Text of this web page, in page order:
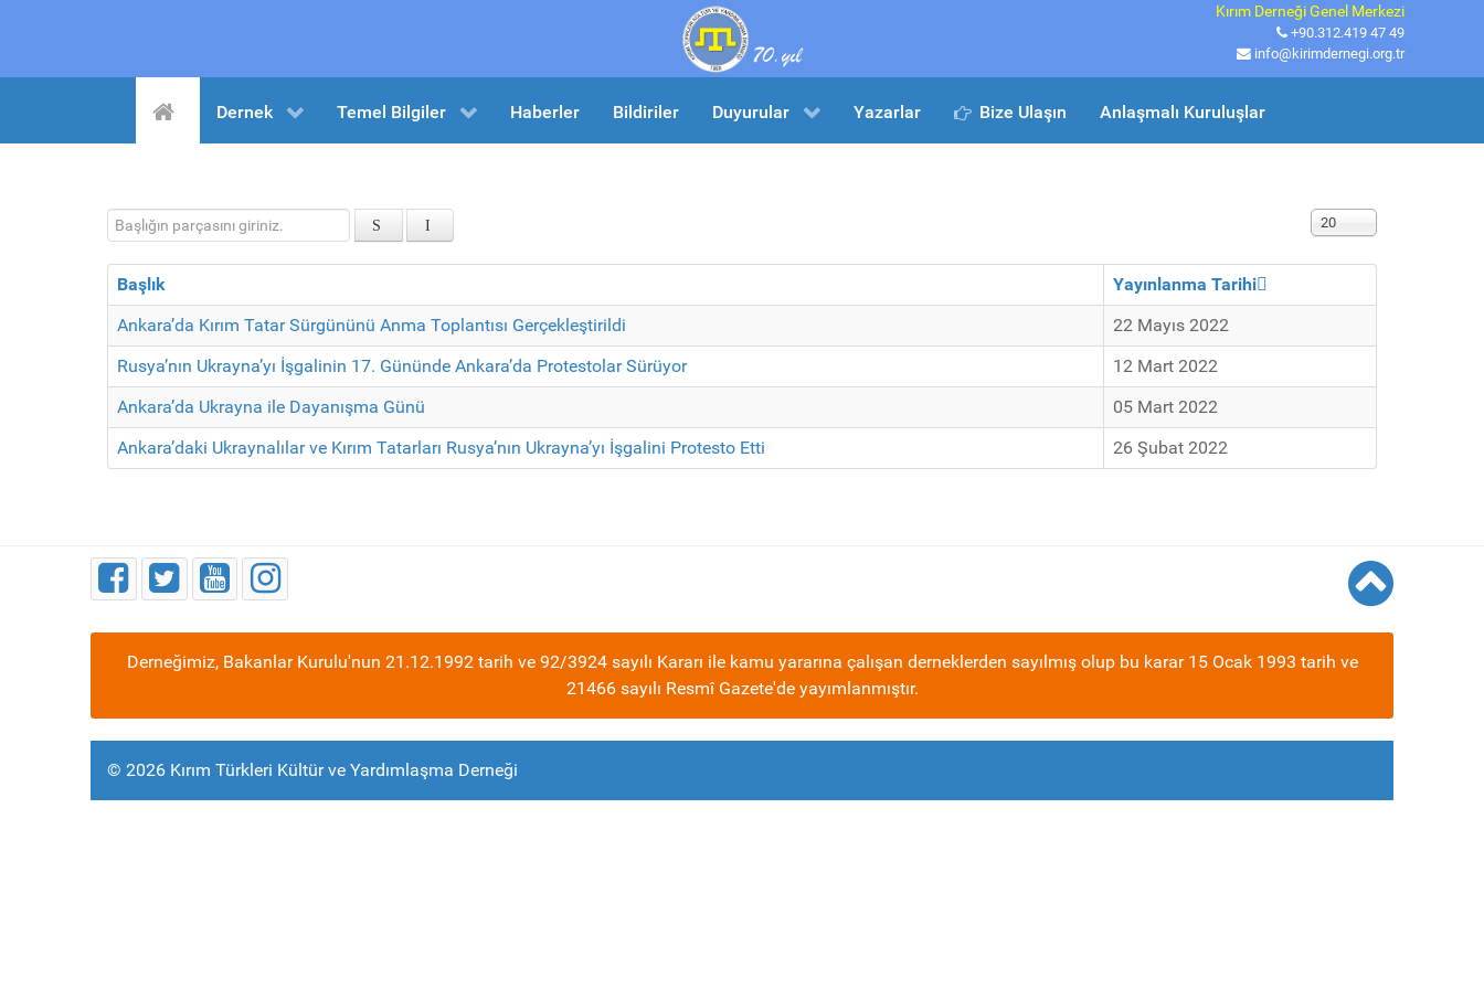
Kırım Derneği Genel Merkezi
+90.312.419 47 49
info@kirimdernegi.org.tr
Dernek Temel Bilgiler Haberler Bildiriler Duyurular Yazarlar Bize Ulaşın Anlaşmalı Kuruluşlar
Başlığın parçasını giriniz. Görüntüleme Sayısı
20
Başlık
Yayınlanma Tarihi
Ankara’da Kırım Tatar Sürgününü Anma Toplantısı Gerçekleştirildi
22 Mayıs 2022
Rusya’nın Ukrayna’yı İşgalinin 17. Gününde Ankara’da Protestolar Sürüyor
12 Mart 2022
Ankara’da Ukrayna ile Dayanışma Günü
05 Mart 2022
Ankara’daki Ukraynalılar ve Kırım Tatarları Rusya’nın Ukrayna’yı İşgalini Protesto Etti
26 Şubat 2022
Derneğimiz, Bakanlar Kurulu'nun 21.12.1992 tarih ve 92/3924 sayılı Kararı ile kamu yararına çalışan derneklerden sayılmış olup bu karar 15 Ocak 1993 tarih ve
21466 sayılı Resmî Gazete'de yayımlanmıştır.
© 2026 Kırım Türkleri Kültür ve Yardımlaşma Derneği